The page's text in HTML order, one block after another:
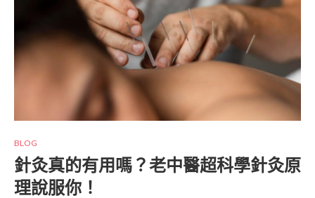
BLOG
針灸真的有用嗎？老中醫超科學針灸原
理說服你！